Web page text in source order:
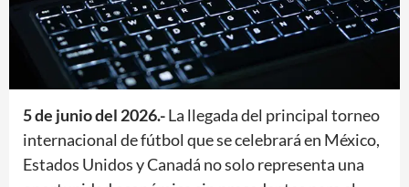
5 de junio del 2026.-La llegada del principal torneo
internacional de fútbol que se celebrará en México,
Estados Unidos y Canadá no solo representa una